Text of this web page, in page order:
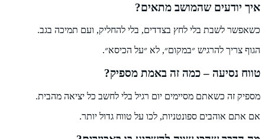
איך יודעים שהמושב מתאים?
כשאפשר לשבת בלי לחץ בצדדים, בלי להחליק, ועם תמיכה בגב.
הגוף צריך להרגיש ״במקום״, לא ״על הכיסא״.
טווח נסיעה – כמה זה באמת מספיק?
מספיק זה כשאתם מסיימים יום רגיל בלי לחשב כל יציאה מהבית.
אם אתם אוהבים ספונטניות, לכו על טווח גדול יותר.